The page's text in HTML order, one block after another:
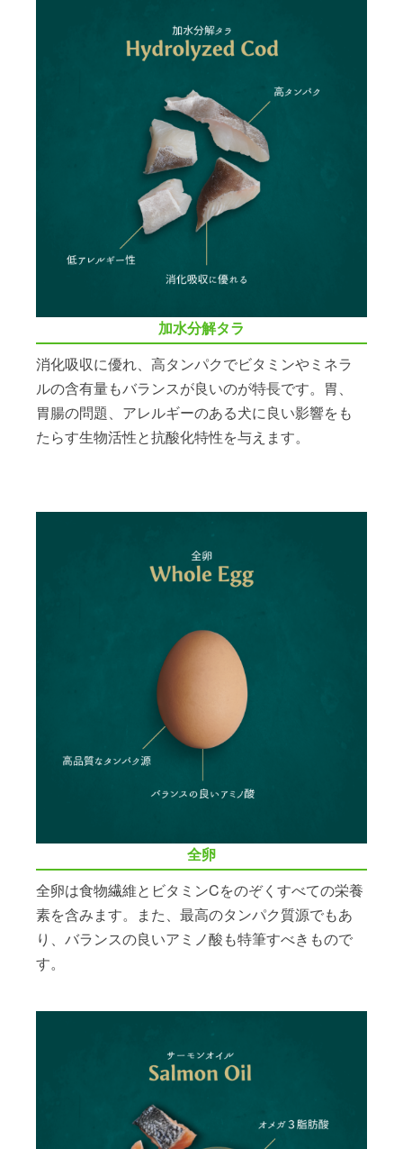
加水分解タラ
消化吸収に優れ、高タンパクでビタミンやミネラ
ルの含有量もバランスが良いのが特長です。胃、
胃腸の問題、アレルギーのある犬に良い影響をも
たらす生物活性と抗酸化特性を与えます。
全卵
全卵は食物繊維とビタミンCをのぞくすべての栄養
素を含みます。また、最高のタンパク質源でもあ
り、バランスの良いアミノ酸も特筆すべきもので
す。